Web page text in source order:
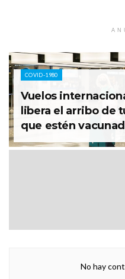
COVID-1980
Vuelos
libera el arribo de
que estén
No hay